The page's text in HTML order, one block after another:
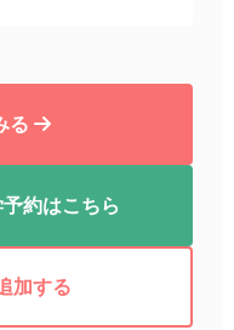
る
約はこちら
加する